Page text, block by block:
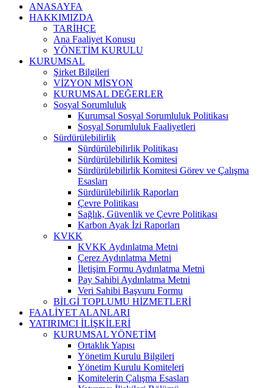
ANASAYFA
HAKKIMIZDA
TARİHÇE
Ana Faaliyet Konusu
YÖNETİM KURULU
KURUMSAL
Şirket Bilgileri
VİZYON MİSYON
KURUMSAL DEĞERLER
Sosyal Sorumluluk
Kurumsal Sosyal Sorumluluk Politikası
Sosyal Sorumluluk Faaliyetleri
Sürdürülebilirlik
Sürdürülebilirlik Politikası
Sürdürülebilirlik Komitesi
Sürdürülebilirlik Komitesi Görev ve Çalışma
Esasları
Sürdürülebilirlik Raporları
Çevre Politikası
Sağlık, Güvenlik ve Çevre Politikası
Karbon Ayak İzi Raporları
KVKK
KVKK Aydınlatma Metni
Çerez Aydınlatma Metni
İletişim Formu Aydınlatma Metni
Pay Sahibi Aydınlatma Metni
Veri Sahibi Başvuru Formu
BİLGİ TOPLUMU HİZMETLERİ
FAALİYET ALANLARI
YATIRIMCI İLİŞKİLERİ
KURUMSAL YÖNETİM
Ortaklık Yapısı
Yönetim Kurulu Bilgileri
Yönetim Kurulu Komiteleri
Komitelerin Çalışma Esasları